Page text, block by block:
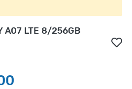
A07 LTE 8/256GB